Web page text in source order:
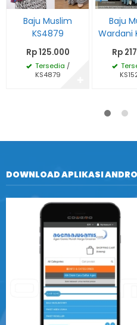
Baju Muslim
KS4879
Rp 125.000
Tersedia /
KS4879
Baju
Wardani
Rp
DOWNLOAD APLIKASI